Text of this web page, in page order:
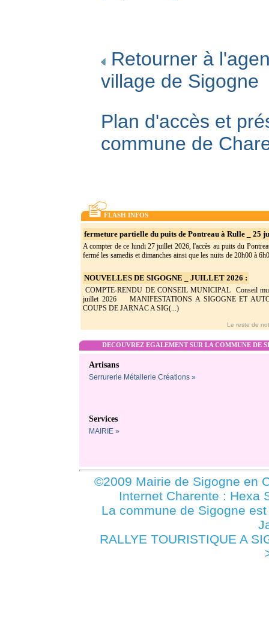
Retourner à
village de Sigogne
Plan d'accès et
commune de
FLASH INFOS
fermeture partielle du puits de Pontreau à Rulle _ 25
A compter de ce lundi 27 juillet 2026, l'accès au puits du
fermé les samedis et dimanches ainsi que les nuits de 20h00 à
NOUVELLES DE SIGOGNE _ JUILLET 2026 :
COMPTE-RENDU DE CONSEIL MUNICIPAL Conseil
juillet 2026 MANIFESTATIONS A SIGOGNE ET
COUPS DE JARNAC A SIG(...)
Le reste de
DECOUVREZ EGALEMENT SUR LA COMMUNE DE
Artisans
Serrurerie Métallerie Créations »
Services
MAIRIE »
©2009 Mairie de Sigogne en
Internet Charente : Hexa
La commune de Sigogne
RALLYE TOURISTIQUE A